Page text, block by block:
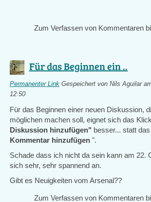
Zum Verfassen von Kommentaren
Für das Beginnen ein ..
Permanenter Link Gespeichert von Nils Aguilar
12:50
Für das Beginnen einer neuen Diskussion,
möglichen machen soll, eignet sich das
Diskussion hinzufügen" besser... statt
Kommentar hinzufügen ".
Schade dass ich nicht da sein kann am 22.
sich sehr, sehr spannend an.
Gibt es Neuigkeiten vom Arsenal??
Zum Verfassen von Kommentaren